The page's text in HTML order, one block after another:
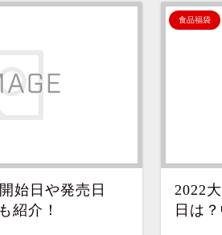
始日や発売日
紹介！
食品福袋
2022
日は